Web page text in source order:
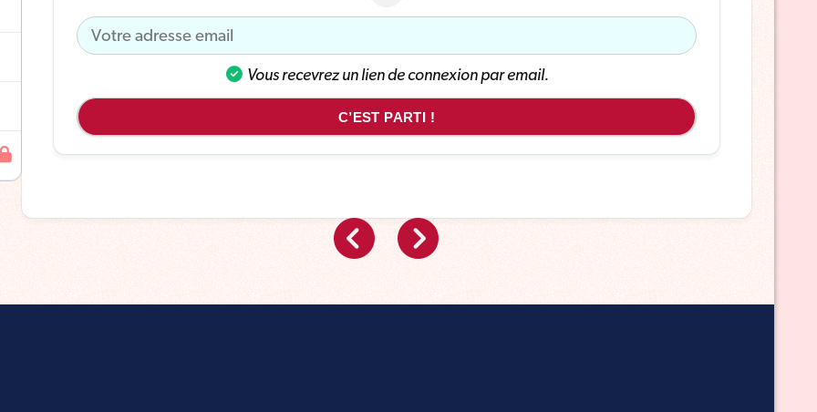
Vous recevrez un lien de connexion par email.
C’EST PARTI !